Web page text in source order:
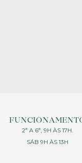
2ª A 6ª, 9H ÀS 17H.
SÁB 9H ÀS 13H